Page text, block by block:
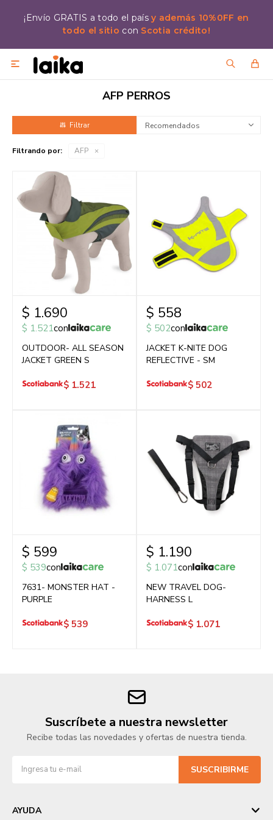
¡Envío GRATIS a todo el paísy además 10%0FF en
todo el sitio con Scotia crédito!

AFP PERROS
Recomendados
Filtrando por: AFP
$ 1.690
$ 1.521con
OUTDOOR- ALL SEASON
JACKET GREEN S
$ 1.521
$ 558
$ 502con
JACKET K-NITE DOG
REFLECTIVE - SM
$ 502
$ 599
$ 539con
7631- MONSTER HAT -
PURPLE
$ 539
$ 1.190
$ 1.071con
NEW TRAVEL DOG-
HARNESS L
$ 1.071
Suscríbete a nuestra newsletter
Recibe todas las novedades y ofertas de nuestra tienda.
SUSCRIBIRME
AYUDA